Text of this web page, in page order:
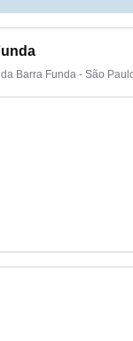
Barra Funda - São